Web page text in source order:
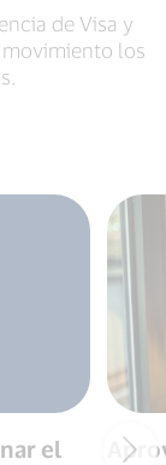
de Visa y
los
el